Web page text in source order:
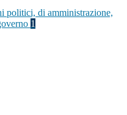
politici, di amministrazione,
1